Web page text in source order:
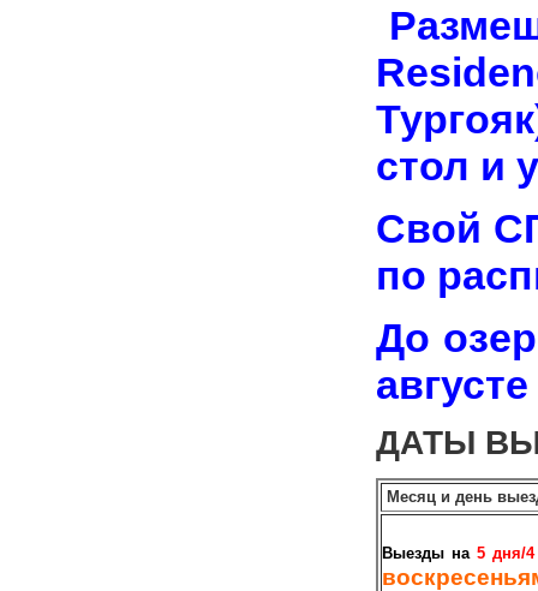
стол и
Свой
по
До
ДАТЫ
Месяц и день
Выезды на 5 дня/4